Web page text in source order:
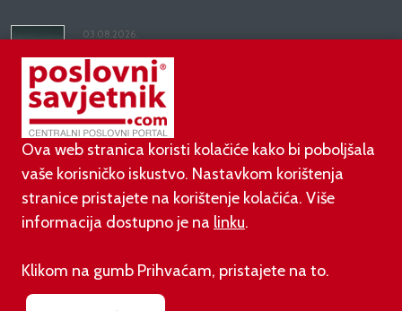
03.08.2026.
Kineski BYD predstavio luksuznu limuzinu veću od
Mercedesove S-klase, obećava domet do 1.000
kilometara
Ova web stranica koristi kolačiće kako bi poboljšala
vaše korisničko iskustvo. Nastavkom korištenja
stranice pristajete na korištenje kolačića. Više
informacija dostupno je na linku.
Klikom na gumb Prihvaćam, pristajete na to.